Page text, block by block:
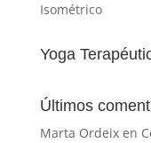
Isométrico
Yoga
Últimos
Marta Ordeixen